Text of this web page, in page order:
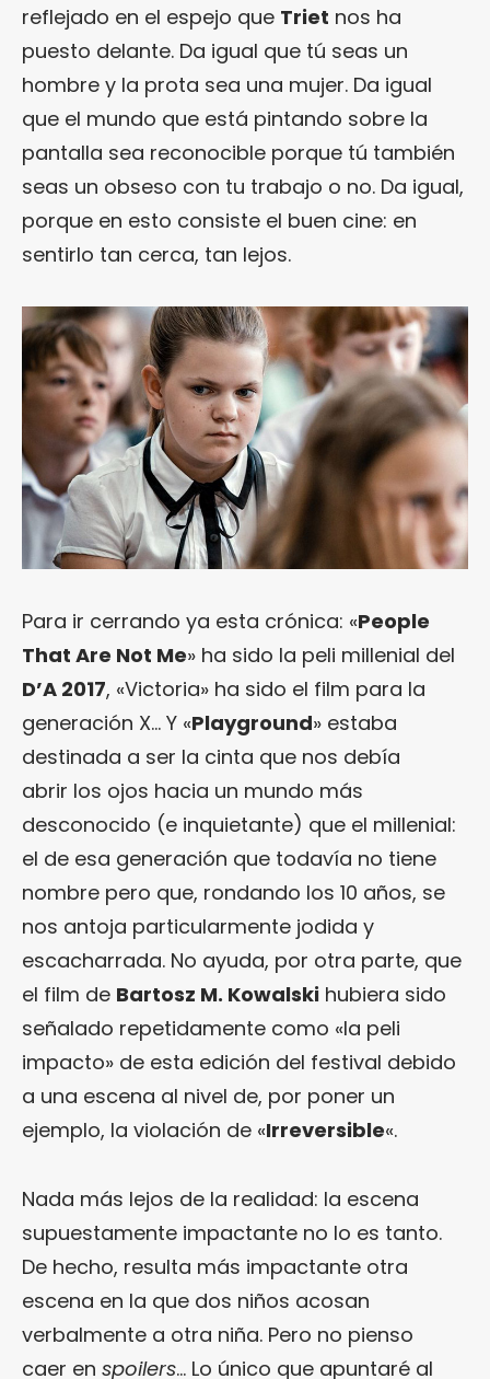
reflejado en el espejo que Triet nos ha
puesto delante. Da igual que tú seas un
hombre y la prota sea una mujer. Da igual
que el mundo que está pintando sobre la
pantalla sea reconocible porque tú también
seas un obseso con tu trabajo o no. Da igual,
porque en esto consiste el buen cine: en
sentirlo tan cerca, tan lejos.
Para ir cerrando ya esta crónica: «People
That Are Not Me» ha sido la peli millenial del
D’A 2017, «Victoria» ha sido el film para la
generación X… Y «Playground» estaba
destinada a ser la cinta que nos debía
abrir los ojos hacia un mundo más
desconocido (e inquietante) que el millenial:
el de esa generación que todavía no tiene
nombre pero que, rondando los 10 años, se
nos antoja particularmente jodida y
escacharrada. No ayuda, por otra parte, que
el film de Bartosz M. Kowalski hubiera sido
señalado repetidamente como «la peli
impacto» de esta edición del festival debido
a una escena al nivel de, por poner un
ejemplo, la violación de «Irreversible«.
Nada más lejos de la realidad: la escena
supuestamente impactante no lo es tanto.
De hecho, resulta más impactante otra
escena en la que dos niños acosan
verbalmente a otra niña. Pero no pienso
caer en spoilers… Lo único que apuntaré al